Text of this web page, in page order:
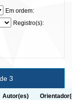
Em ordem:
Registro(s):
3
Autor(es)